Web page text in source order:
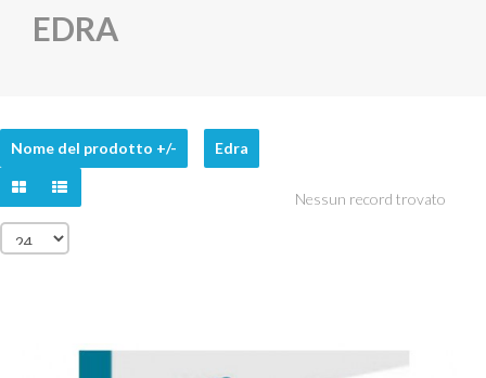
EDRA
Nome del prodotto +/- Edra
Nessun record trovato